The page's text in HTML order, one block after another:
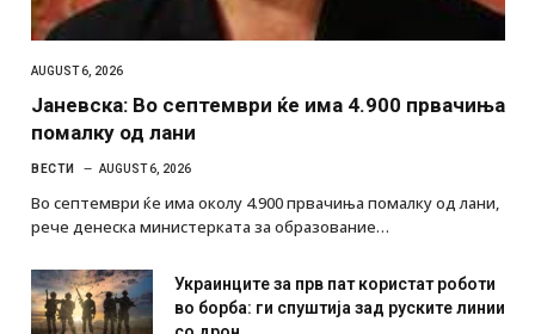
Јаневска: Во септември ќе има 4.900 првачиња
помалку од лани
Во септември ќе има околу 4.900 првачиња помалку од лани,
рече денеска министерката за образование…
Украинците за прв пат користат роботи
во борба: ги спуштија зад руските линии